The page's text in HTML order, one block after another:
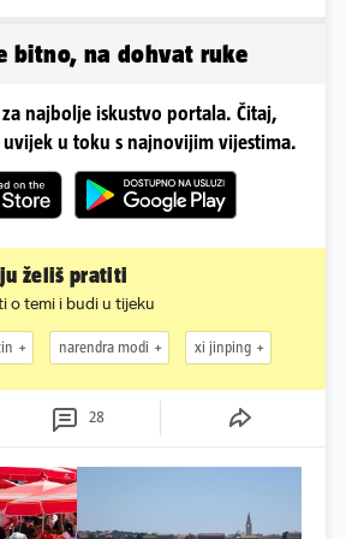
bitno, na dohvat ruke
najbolje iskustvo portala. Čitaj,
u toku s najnovijim vijestima.
želiš pratiti
o temi i budi u tijeku
narendra modi xi jinping
28